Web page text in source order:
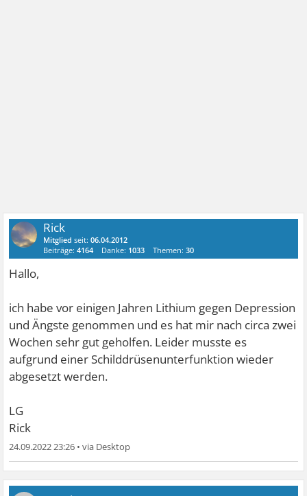
Rick
Mitglied seit:06.04.2012
Beiträge:4164 Danke: 1033 Themen:30
Hallo,
ich habe vor einigen Jahren Lithium gegen Depression
und Ängste genommen und es hat mir nach circa zwei
Wochen sehr gut geholfen. Leider musste es
aufgrund einer Schilddrüsenunterfunktion wieder
abgesetzt werden.
LG
Rick
24.09.2022 23:26 •